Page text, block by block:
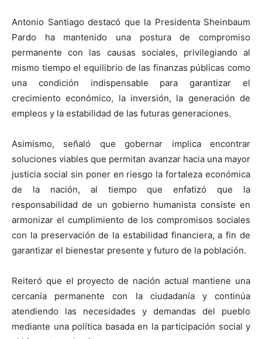
Antonio Santiago destacó que la Presidenta Sheinbaum
Pardo ha mantenido una postura de compromiso
permanente con las causas sociales, privilegiando al
mismo tiempo el equilibrio de las finanzas públicas como
una condición indispensable para garantizar el
crecimiento económico, la inversión, la generación de
empleos y la estabilidad de las futuras generaciones.
Asimismo, señaló que gobernar implica encontrar
soluciones viables que permitan avanzar hacia una mayor
justicia social sin poner en riesgo la fortaleza económica
de la nación, al tiempo que enfatizó que la
responsabilidad de un gobierno humanista consiste en
armonizar el cumplimiento de los compromisos sociales
con la preservación de la estabilidad financiera, a fin de
garantizar el bienestar presente y futuro de la población.
Reiteró que el proyecto de nación actual mantiene una
cercanía permanente con la ciudadanía y continúa
atendiendo las necesidades y demandas del pueblo
mediante una política basada en la participación social y